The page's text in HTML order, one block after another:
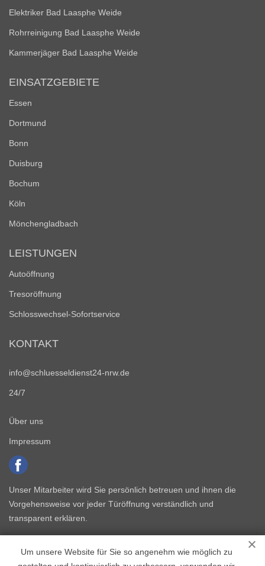
Um unsere Website für Sie so angenehm wie möglich zu
Elektriker Bad Laasphe Weide
Rohrreinigung Bad Laasphe Weide
Kammerjäger Bad Laasphe Weide
EINSATZGEBIETE
Essen
Dortmund
Bonn
Duisburg
Bochum
Köln
Mönchengladbach
LEISTUNGEN
Autoöffnung
Tresoröffnung
Schlosswechsel-Sofortservice
KONTAKT
info@schluesseldienst24-nrw.de
24/7
Über uns
Impressum
Unser Mitarbeiter wird Sie persönlich betreuen und ihnen die
Vorgehensweise vor jeder Türöffnung verständlich und
transparent erklären.